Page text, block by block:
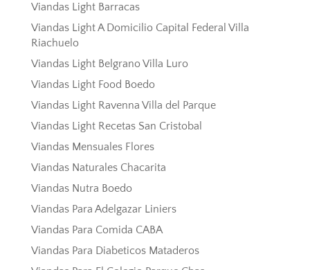
Viandas Light Barracas
Viandas Light A Domicilio Capital Federal Villa
Riachuelo
Viandas Light Belgrano Villa Luro
Viandas Light Food Boedo
Viandas Light Ravenna Villa del Parque
Viandas Light Recetas San Cristobal
Viandas Mensuales Flores
Viandas Naturales Chacarita
Viandas Nutra Boedo
Viandas Para Adelgazar Liniers
Viandas Para Comida CABA
Viandas Para Diabeticos Mataderos